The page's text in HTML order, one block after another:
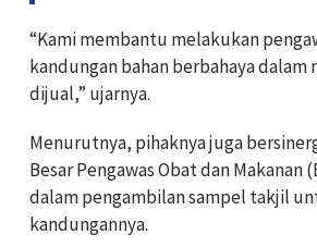
“Kami membantu melakukan
kandungan bahan berbahaya dalam
dijual,” ujarnya.
Menurutnya, pihaknya juga
Besar Pengawas Obat dan Makanan
dalam pengambilan sampel takjil
kandungannya.